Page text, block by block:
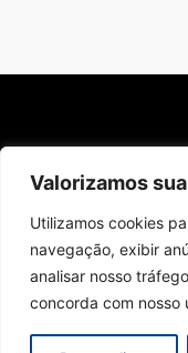
Valorizamos
Utilizamos cookies
navegação, exibir
analisar nosso
concorda com nosso
Sobre Nós
© 2024